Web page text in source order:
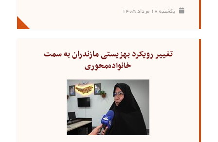
يکشنبه ۱۸ مرداد ۱۴۰۵
تغییر رویکرد بهزیستی مازندران به سمت
خانواده‌محوری